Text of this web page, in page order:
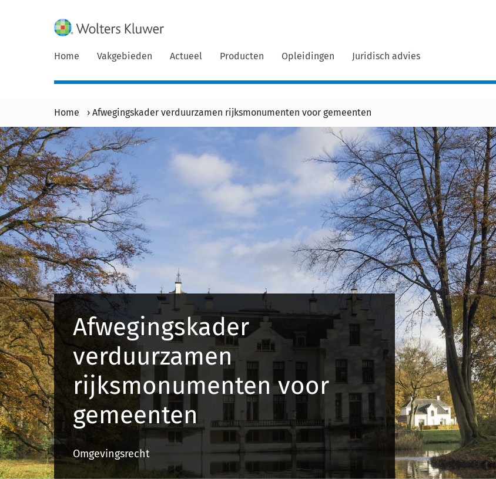
Home Vakgebieden Actueel Producten Opleidingen Juridisch advies
Home › Afwegingskader verduurzamen rijksmonumenten voor gemeenten
Afwegingskader
verduurzamen
rijksmonumenten voor
gemeenten
Omgevingsrecht